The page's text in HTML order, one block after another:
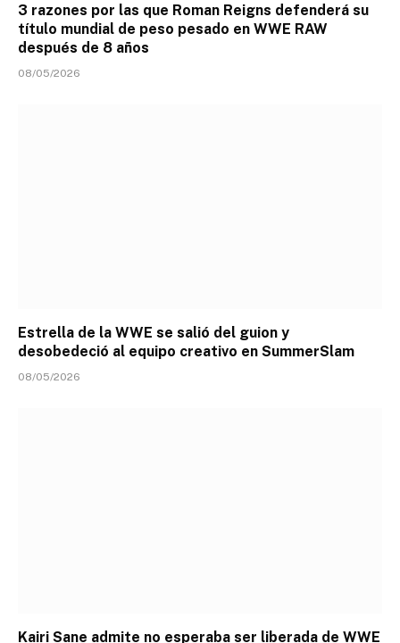
3 razones por las que Roman Reigns defenderá su
título mundial de peso pesado en WWE RAW
después de 8 años
08/05/2026
Estrella de la WWE se salió del guion y
desobedeció al equipo creativo en SummerSlam
08/05/2026
Kairi Sane admite no esperaba ser liberada de WWE